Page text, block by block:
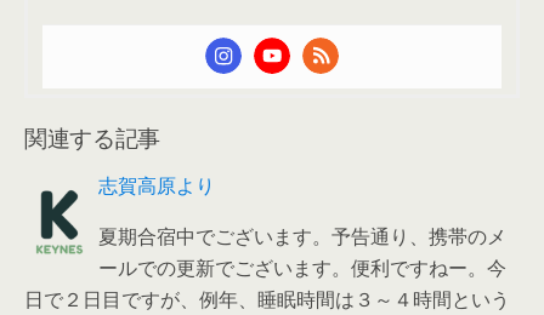
関連する記事
志賀高原より
夏期合宿中でございます。予告通り、携帯のメ
ールでの更新でございます。便利ですねー。今
日で２日目ですが、例年、睡眠時間は３～４時間という